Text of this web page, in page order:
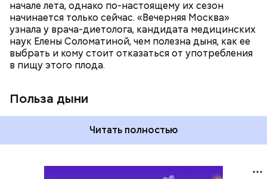
начале лета, однако по-настоящему их сезон
начинается только сейчас. «Вечерняя Москва»
узнала у врача-диетолога, кандидата медицинских
наук Елены Соломатиной, чем полезна дыня, как ее
выбрать и кому стоит отказаться от употребления
в пищу этого плода.
Польза дыни
спазмироваться.
Читать полностью